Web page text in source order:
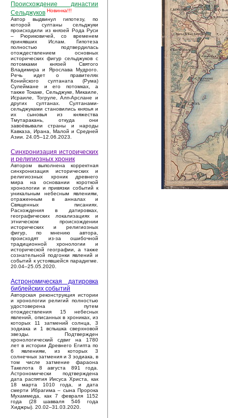
Происхождение династии
Сельджуков Новинка!!!
Автор выдвинул гипотезу, по
которой султаны сельджуки
происходили из князей Рода Руси
– Рюриковичей, со временем
принявших Ислам. Гипотеза
полностью подтвердилась
отождествлением основных
исторических фигур сельджуков с
потомками князей Святого
Владимира и Ярослава Мудрого.
Речь идет о правителях
Конийского султаната (Рума)
Сулеймане и его потомках, а
также Токаке, Сельджуке, Микаиле,
Исраиле, Тогруле, Алп-Арслане и
других султанах. Султанами-
сельджуками становились князья и
их сыновья из княжества
Тмутаракань, откуда они
завоёвывали страны и народы
Кавказа, Ирана, Малой и Средней
Азии. 24.05–12.06.2023.
Синхронизация исторических
и религиозных хроник
Автором выполнена корректная
синхронизация исторических и
религиозных хроник древнего
мира на основании короткой
хронологии и привязки событий к
уникальным небесным явлениям,
отраженным в анналах и
Священных писаниях.
Расхождения в датировках,
географических локализациях и
этническом происхождении
исторических и религиозных
фигур, по мнению автора,
происходят из-за ошибочной
традиционной хронологии и
исторической географии, а также
сознательной подгонки явлений и
событий к устоявшейся парадигме.
20.04–25.05.2020.
Астрономическая датировка
библейских событий
Авторская реконструкция истории
и хронологии религий полностью
удостоверена путем
отождествления 15 небесных
явлений, описанных в хрониках, из
которых 11 затмений солнца, 3
зодиака и 1 вспышка сверхновой
звезды. Подтвержден
хронологический сдвиг на 1780
лет в истории Древнего Египта по
6 явлениям, из которых 3
солнечных затмения и 3 зодиака, в
том числе затмение фараона
Такелота 8 августа 891 года.
Астрономически подтверждена
дата распятия Иисуса Христа, как
18 марта 1010 года, и дата
смерти Ибрагима – сына Пророка
Мухаммеда, как 7 февраля 1152
года (28 шавваля 546 года
Хиджры). 20.02–31.03.2020.